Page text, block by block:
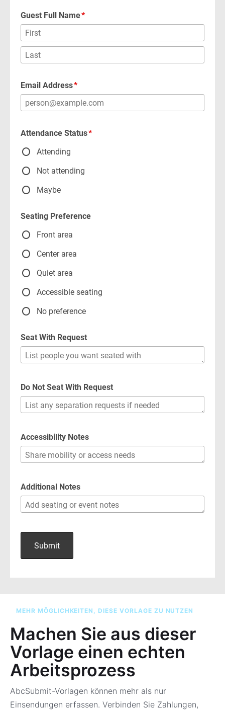
MEHR MÖGLICHKEITEN, DIESE VORLAGE ZU NUTZEN
Machen Sie aus dieser
Vorlage einen echten
Arbeitsprozess
AbcSubmit-Vorlagen können mehr als nur
Einsendungen erfassen. Verbinden Sie Zahlungen,